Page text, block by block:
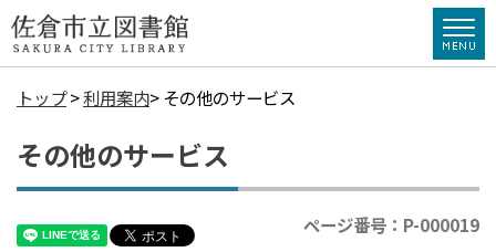
トップ>利用案内> その他のサービス
その他のサービス
ページ番号：P-000019